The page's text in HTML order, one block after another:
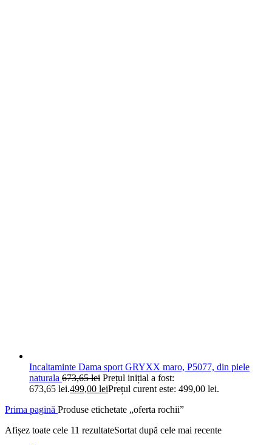
Incaltaminte Dama sport GRYXX maro, P5077, din piele
naturala 673,65lei Prețul inițial a fost:
673,65 lei.499,00 leiPrețul curent este: 499,00 lei.
Prima pagină Produse etichetate „oferta rochii”
Afișez toate cele 11 rezultateSortat după cele mai recente